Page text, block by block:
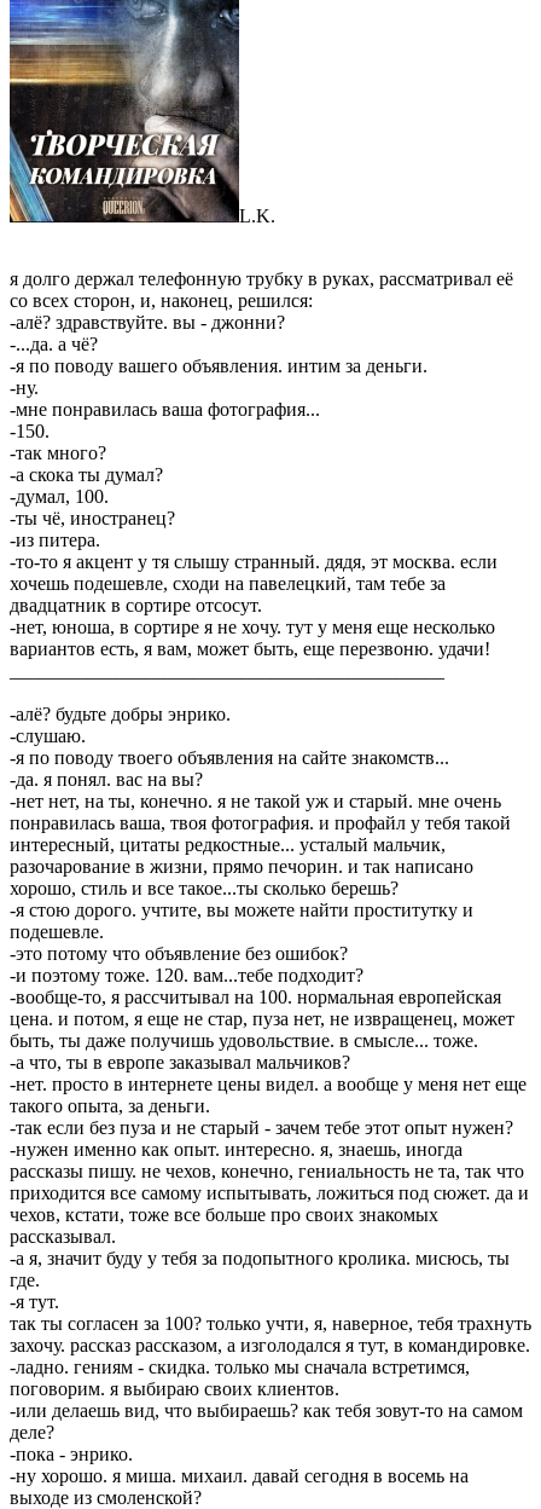
L.K.
я долго держал телефонную трубку в руках, рассматривал её
со всех сторон, и, наконец, решился:
-алё? здравствуйте. вы - джонни?
-...да. а чё?
-я по поводу вашего объявления. интим за деньги.
-ну.
-мне понравилась ваша фотография...
-150.
-так много?
-а скока ты думал?
-думал, 100.
-ты чё, иностранец?
-из питера.
-то-то я акцент у тя слышу странный. дядя, эт москва. если
хочешь подешевле, сходи на павелецкий, там тебе за
двадцатник в сортире отсосут.
-нет, юноша, в сортире я не хочу. тут у меня еще несколько
вариантов есть, я вам, может быть, еще перезвоню. удачи!
-алё? будьте добры энрико.
-слушаю.
-я по поводу твоего объявления на сайте знакомств...
-да. я понял. вас на вы?
-нет нет, на ты, конечно. я не такой уж и старый. мне очень
понравилась ваша, твоя фотография. и профайл у тебя такой
интересный, цитаты редкостные... усталый мальчик,
разочарование в жизни, прямо печорин. и так написано
хорошо, стиль и все такое...ты сколько берешь?
-я стою дорого. учтите, вы можете найти проститутку и
подешевле.
-это потому что объявление без ошибок?
-и поэтому тоже. 120. вам...тебе подходит?
-вообще-то, я рассчитывал на 100. нормальная европейская
цена. и потом, я еще не стар, пуза нет, не извращенец, может
быть, ты даже получишь удовольствие. в смысле... тоже.
-а что, ты в европе заказывал мальчиков?
-нет. просто в интернете цены видел. а вообще у меня нет еще
такого опыта, за деньги.
-так если без пуза и не старый - зачем тебе этот опыт нужен?
-нужен именно как опыт. интересно. я, знаешь, иногда
рассказы пишу. не чехов, конечно, гениальность не та, так что
приходится все самому испытывать, ложиться под сюжет. да и
чехов, кстати, тоже все больше про своих знакомых
рассказывал.
-а я, значит буду у тебя за подопытного кролика. мисюсь, ты
где.
-я тут.
так ты согласен за 100? только учти, я, наверное, тебя трахнуть
захочу. рассказ рассказом, а изголодался я тут, в командировке.
-ладно. гениям - скидка. только мы сначала встретимся,
поговорим. я выбираю своих клиентов.
-или делаешь вид, что выбираешь? как тебя зовут-то на самом
деле?
-пока - энрико.
-ну хорошо. я миша. михаил. давай сегодня в восемь на
выходе из смоленской?